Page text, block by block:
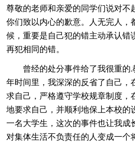
尊敬的老师和亲爱的同学们说对不
你们致以内心的歉意。人无完人，
候，重要是自己犯的错主动承认错
再犯相同的错。
曾经的处分事件给了我很重的.
年时间里，我深深的反省了自己，
求自己，严格遵守学校规章制度，
地要求自己，并顺利地保上本校的
一名大学生，这次的事件也让我成
对集体生活不负责任的人变成一个